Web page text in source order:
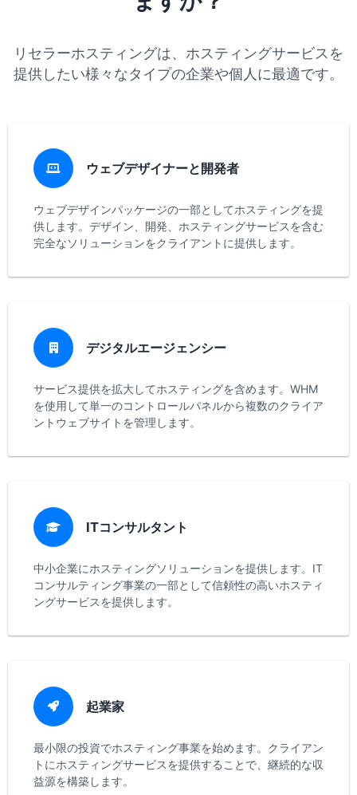
リセラーホスティングは、ホスティングサービスを
提供したい様々なタイプの企業や個人に最適です。
ウェブデザイナーと開発者
ウェブデザインパッケージの一部としてホスティングを提
供します。デザイン、開発、ホスティングサービスを含む
完全なソリューションをクライアントに提供します。
デジタルエージェンシー
サービス提供を拡大してホスティングを含めます。WHM
を使用して単一のコントロールパネルから複数のクライア
ントウェブサイトを管理します。
ITコンサルタント
中小企業にホスティングソリューションを提供します。IT
コンサルティング事業の一部として信頼性の高いホスティ
ングサービスを提供します。
起業家
最小限の投資でホスティング事業を始めます。クライアン
トにホスティングサービスを提供することで、継続的な収
益源を構築します。